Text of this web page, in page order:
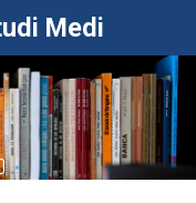
Medi